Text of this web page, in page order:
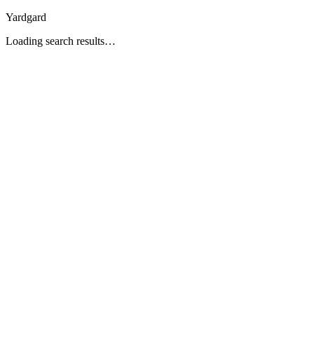
Yardgard
Loading search results…